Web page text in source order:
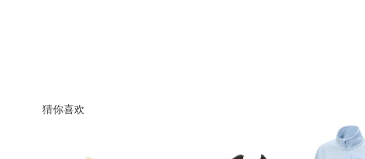
猜你喜欢